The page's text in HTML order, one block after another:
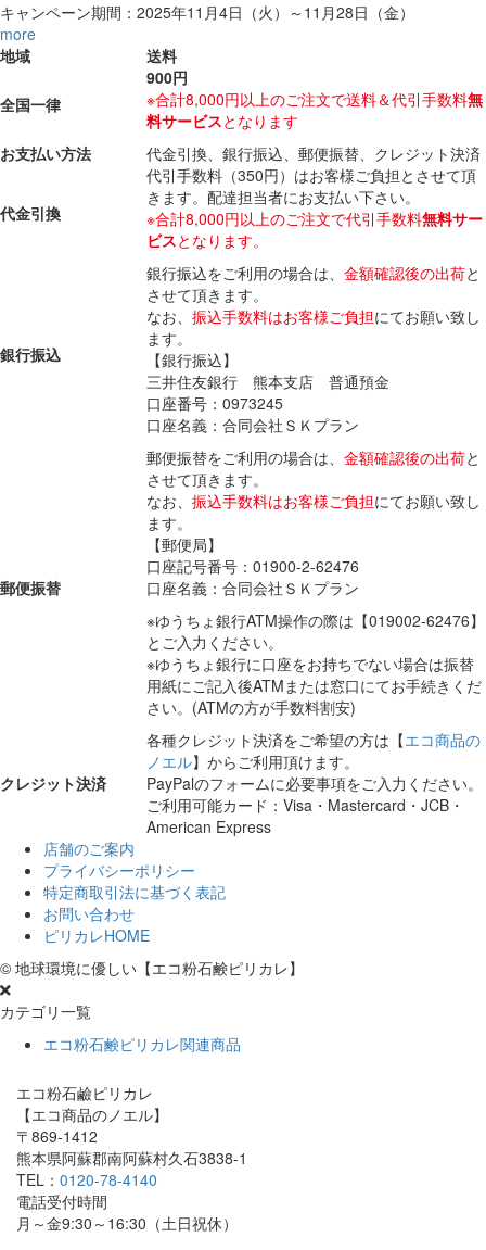
キャンペーン期間：2025年11月4日（火）～11月28日（金）
more
地域
送料
全国一律
900円
※合計8,000円以上のご注文で送料＆代引手数料無
料サービスとなります
お支払い方法
代金引換、銀行振込、郵便振替、クレジット決済
代金引換
代引手数料（350円）はお客様ご負担とさせて頂
きます。配達担当者にお支払い下さい。
※合計8,000円以上のご注文で代引手数料無料サー
ビスとなります。
銀行振込
銀行振込をご利用の場合は、 金額確認後の出荷と
させて頂きます。
なお、 振込手数料はお客様ご負担にてお願い致し
ます。
【銀行振込】
三井住友銀行 熊本支店 普通預金
口座番号：0973245
口座名義：合同会社ＳＫプラン
郵便振替
郵便振替をご利用の場合は、 金額確認後の出荷と
させて頂きます。
なお、 振込手数料はお客様ご負担にてお願い致し
ます。
【郵便局】
口座記号番号：01900-2-62476
口座名義：合同会社ＳＫプラン
※ゆうちょ銀行ATM操作の際は【019002-62476】
とご入力ください。
※ゆうちょ銀行に口座をお持ちでない場合は振替
用紙にご記入後ATMまたは窓口にてお手続きくだ
さい。(ATMの方が手数料割安)
クレジット決済
各種クレジット決済をご希望の方は【エコ商品の
ノエル】からご利用頂けます。
PayPalのフォームに必要事項をご入力ください。
ご利用可能カード：Visa・Mastercard・JCB・
American Express
店舗のご案内
プライバシーポリシー
特定商取引法に基づく表記
お問い合わせ
ピリカレHOME
© 地球環境に優しい【エコ粉石鹸ピリカレ】
カテゴリ一覧
エコ粉石鹸ピリカレ関連商品
エコ粉石鹼ピリカレ
【エコ商品のノエル】
〒869-1412
熊本県阿蘇郡南阿蘇村久石3838-1
TEL： 0120-78-4140
電話受付時間
月～金9:30～16:30（土日祝休）